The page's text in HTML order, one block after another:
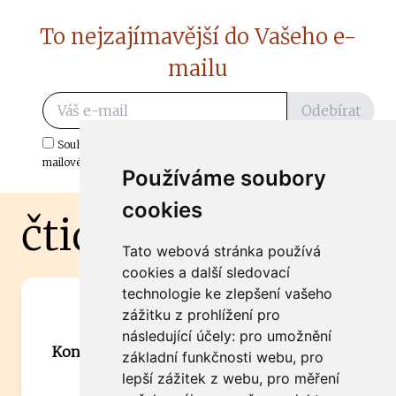
Používáme soubory
cookies
Tato webová stránka používá
cookies a další sledovací
technologie ke zlepšení vašeho
zážitku z prohlížení pro
následující účely: pro umožnění
základní funkčnosti webu, pro
lepší zážitek z webu, pro měření
To nejzajímavější do Vašeho e-
mailu
Odebírat
Souhlasím s odběrem důležitých zpráv ze ČtiDoma.cz do mé e-
mailové schránky.
čtidoma.cz
Máte zajímavou informaci? Chcete
spolupracovat?
Kontaktujte šéfredaktora Martina Chalupu:
chalupa@ctidoma.cz